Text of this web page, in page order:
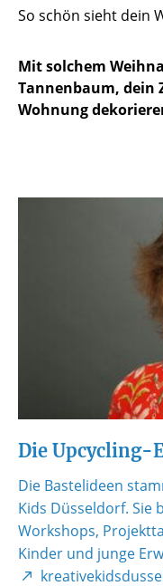
So schön sieht dein
Mit solchem
Tannenbaum, dein
Wohnung
Die Upcycling-
Die Bastelideen
Kids Düsseldorf. Sie
Workshops,
Kinder und junge